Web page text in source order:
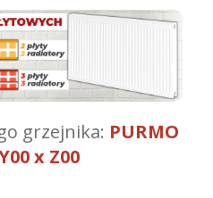
grzejnika: PURMO
x Z00